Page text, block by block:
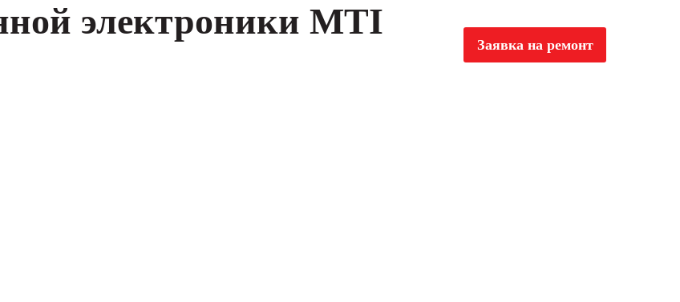
электроники MTI
Заявка на ремонт